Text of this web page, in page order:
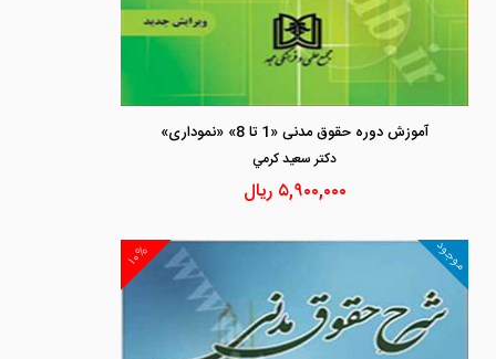
آموزش دوره حقوق مدنی «1 تا 8» «نموداری»
دكتر سعيد كرمي
۵,۹۰۰,۰۰۰ ریال
۱۰% موجود